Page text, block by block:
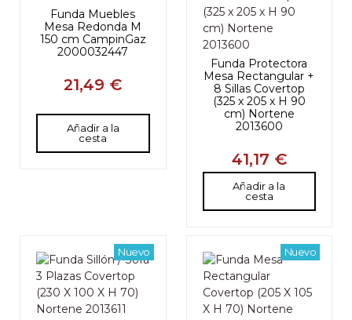
Funda Muebles
Mesa Redonda M
150 cm CampinGaz
2000032447
21,49 €
Añadir a la
cesta
Funda Protectora
Mesa Rectangular +
8 Sillas Covertop
(325 x 205 x H 90
cm) Nortene
2013600
41,17 €
Añadir a la
cesta
Nuevo Nuevo